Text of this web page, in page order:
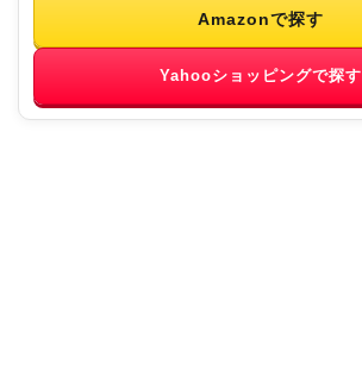
Amazonで探す
Yahooショッピングで探す